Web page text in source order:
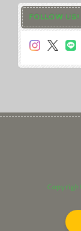
FOLLOW US!